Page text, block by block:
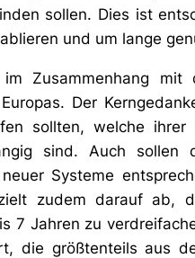
sollen. Dies ist
und um lange
Zusammenhang mit
Der
sollten, welche
sind. Auch sollen
Systeme
zudem darauf ab,
7 Jahren zu
die größtenteils aus